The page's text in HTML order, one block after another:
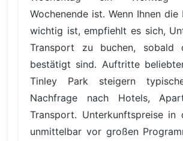
Wochenende ist. Wenn Ihnen die
wichtig ist, empfiehlt es sich,
Transport zu buchen, sobald
bestätigt sind. Auftritte
Tinley Park steigern
Nachfrage nach Hotels,
Transport. Unterkunftspreise in
unmittelbar vor großen